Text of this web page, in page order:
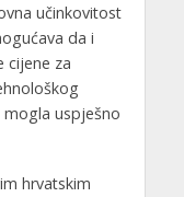
učinkovitost
da i
cijene za
uspješno
hrvatskim